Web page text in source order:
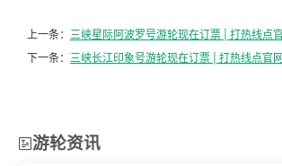
上一条： 三峡星际阿波罗号游轮现在订票 | 打热线点
下一条： 三峡长江印象号游轮现在订票 | 打热线点官
 游轮资讯